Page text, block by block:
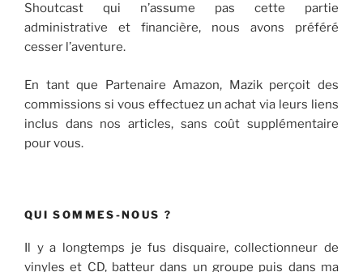
Shoutcast qui n’assume pas cette partie
administrative et financière, nous avons préféré
cesser l’aventure.
En tant que Partenaire Amazon, Mazik perçoit des
commissions si vous effectuez un achat via leurs liens
inclus dans nos articles, sans coût supplémentaire
pour vous.
QUI SOMMES-NOUS ?
Il y a longtemps je fus disquaire, collectionneur de
vinyles et CD, batteur dans un groupe puis dans ma